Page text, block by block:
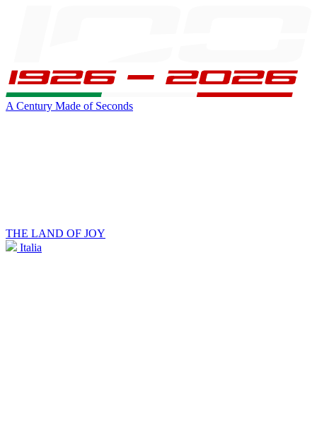
A Century Made of Seconds
THE LAND OF JOY
Italia